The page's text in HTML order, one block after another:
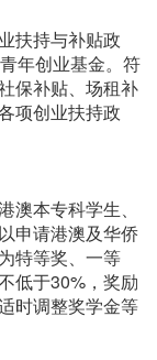
扶持与补贴政
年创业基金。符
保补贴、场租补
项创业扶持政
本专科学生、
申请港澳及华侨
特等奖、一等
低于30%，奖励
时调整奖学金等